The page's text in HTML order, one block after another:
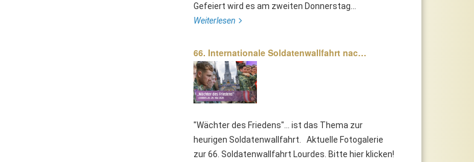
Gefeiert wird es am zweiten Donnerstag...
Weiterlesen
66. Internationale Soldatenwallfahrt nac…
"Wächter des Friedens"... ist das Thema zur
heurigen Soldatenwallfahrt. Aktuelle Fotogalerie
zur 66. Soldatenwallfahrt Lourdes. Bitte hier klicken!